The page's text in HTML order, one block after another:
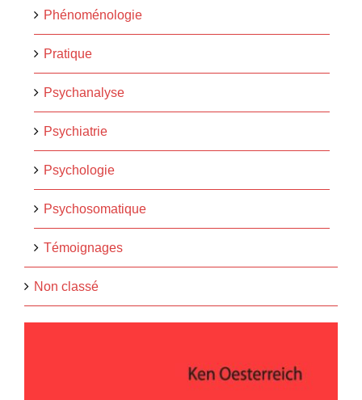
Phénoménologie
Pratique
Psychanalyse
Psychiatrie
Psychologie
Psychosomatique
Témoignages
Non classé